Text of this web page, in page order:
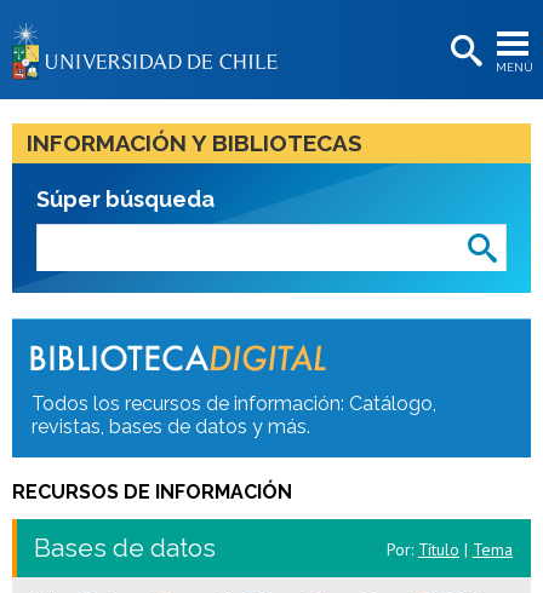
MENÚ
BIBLIOTECAS
LA UNIVERSIDAD
Estudiantes
Académicas/os
Funcionarias/os
Egresadas/os
INFORMACIÓN Y BIBLIOTECAS
Súper búsqueda
Todos los recursos de información: Catálogo,
revistas, bases de datos y más.
RECURSOS DE INFORMACIÓN
Bases de datos Por: Título | Tema